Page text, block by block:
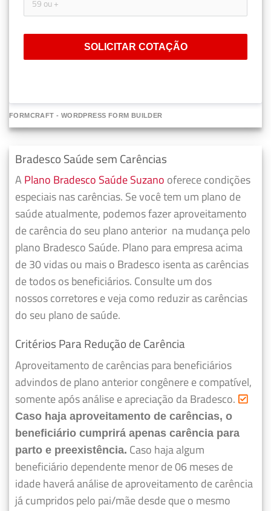
SOLICITAR COTAÇÃO
FORMCRAFT - WORDPRESS FORM BUILDER
Bradesco Saúde sem Carências
A Plano Bradesco Saúde Suzano oferece condições
especiais nas carências. Se você tem um plano de
saúde atualmente, podemos fazeraproveitamento
de carência do seu plano anterior na mudança pelo
plano Bradesco Saúde. Plano para empresa acima
de 30 vidas ou mais o Bradesco isenta as carências
de todos os beneficiários. Consulte um dos
nossos corretores e veja como reduzir as carências
do seu plano de saúde.
Critérios Para Redução de Carência
Aproveitamento de carências para beneficiários
advindos de plano anterior congênere e compatível,
somente após análise e apreciação da Bradesco.
Caso haja aproveitamento de carências, o
beneficiário cumprirá apenas carência para
parto e preexistência. Caso haja algum
beneficiário dependente menor de 06 meses de
idade haverá análise de aproveitamento de carência
já cumpridos pelo pai/mãe desde que o mesmo